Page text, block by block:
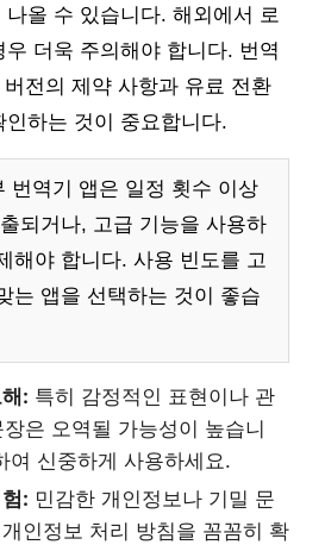
올 수 있습니다. 해외에서 로
더욱 주의해야 합니다. 번역
전의 제약 사항과 유료 전환
하는 것이 중요합니다.
번역기 앱은 일정 횟수 이상
되거나, 고급 기능을 사용하
해야 합니다. 사용 빈도를 고
는 앱을 선택하는 것이 좋습
: 특히 감정적인 표현이나 관
은 오역될 가능성이 높습니
여 신중하게 사용하세요.
: 민감한 개인정보나 기밀 문
인정보 처리 방침을 꼼꼼히 확